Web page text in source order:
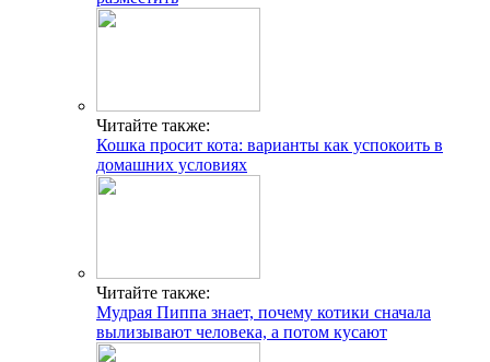
Читайте также:
Кошка просит кота: варианты как успокоить в
домашних условиях
Читайте также:
Мудрая Пиппа знает, почему котики сначала
вылизывают человека, а потом кусают